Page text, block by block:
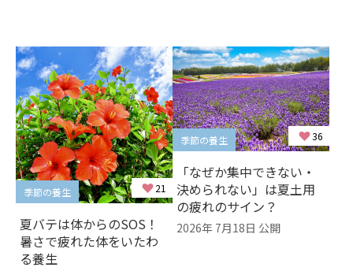
季節の養生 21
夏バテは体からのSOS！
暑さで疲れた体をいたわ
る養生
季節の養生 36
「なぜか集中できない・
決められない」は夏土用
の疲れのサイン？
2026年 7月18日 公開